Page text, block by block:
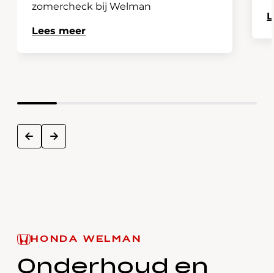
zomercheck bij Welman
Lees meer
prev next
HONDA WELMAN
Onderhoud en